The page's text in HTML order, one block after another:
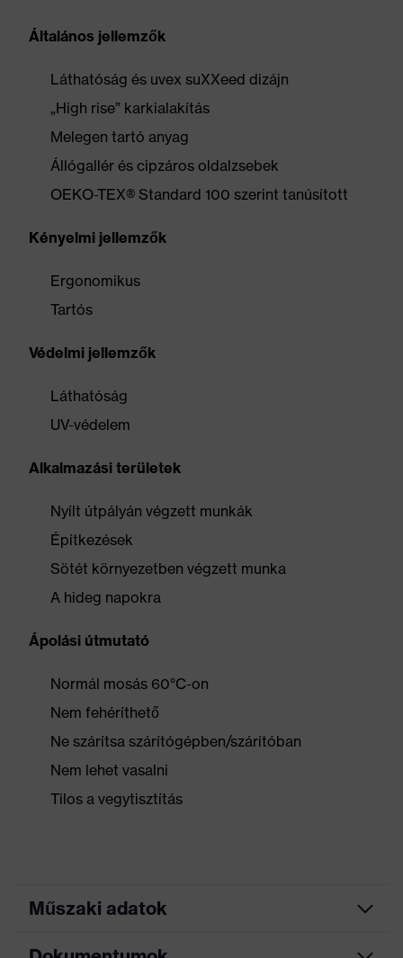
Általános jellemzők
Láthatóság és uvex suXXeed dizájn
„High rise” karkialakítás
Melegen tartó anyag
Állógallér és cipzáros oldalzsebek
OEKO-TEX® Standard 100 szerint tanúsított
Kényelmi jellemzők
Ergonomikus
Tartós
Védelmi jellemzők
Láthatóság
UV-védelem
Alkalmazási területek
Nyílt útpályán végzett munkák
Építkezések
Sötét környezetben végzett munka
A hideg napokra
Ápolási útmutató
Normál mosás 60°C-on
Nem fehéríthető
Ne szárítsa szárítógépben/szárítóban
Nem lehet vasalni
Tilos a vegytisztítás
Műszaki adatok
Marketingszín